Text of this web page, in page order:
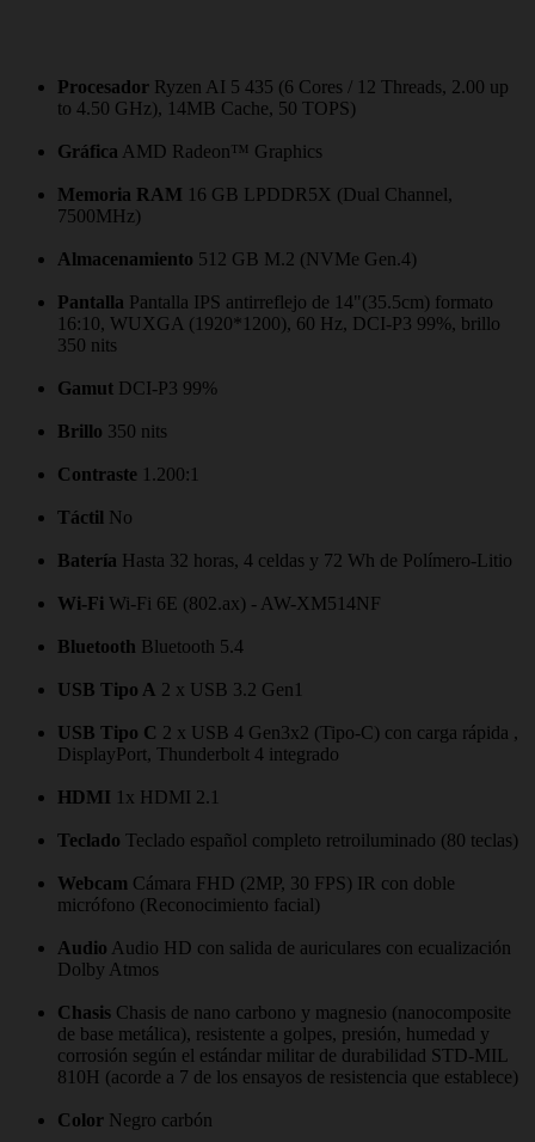
Procesador Ryzen AI 5 435 (6 Cores / 12 Threads, 2.00 up
to 4.50 GHz), 14MB Cache, 50 TOPS)
Gráfica AMD Radeon™ Graphics
Memoria RAM 16 GB LPDDR5X (Dual Channel,
7500MHz)
Almacenamiento 512 GB M.2 (NVMe Gen.4)
Pantalla Pantalla IPS antirreflejo de 14"(35.5cm) formato
16:10, WUXGA (1920*1200), 60 Hz, DCI-P3 99%, brillo
350 nits
Gamut DCI-P3 99%
Brillo 350 nits
Contraste 1.200:1
Táctil No
Batería Hasta 32 horas, 4 celdas y 72 Wh de Polímero-Litio
Wi-Fi Wi-Fi 6E (802.ax) - AW-XM514NF
Bluetooth Bluetooth 5.4
USB Tipo A 2 x USB 3.2 Gen1
USB Tipo C 2 x USB 4 Gen3x2 (Tipo-C) con carga rápida ,
DisplayPort, Thunderbolt 4 integrado
HDMI 1x HDMI 2.1
Teclado Teclado español completo retroiluminado (80 teclas)
Webcam Cámara FHD (2MP, 30 FPS) IR con doble
micrófono (Reconocimiento facial)
Audio Audio HD con salida de auriculares con ecualización
Dolby Atmos
Chasis Chasis de nano carbono y magnesio (nanocomposite
de base metálica), resistente a golpes, presión, humedad y
corrosión según el estándar militar de durabilidad STD-MIL
810H (acorde a 7 de los ensayos de resistencia que establece)
Color Negro carbón